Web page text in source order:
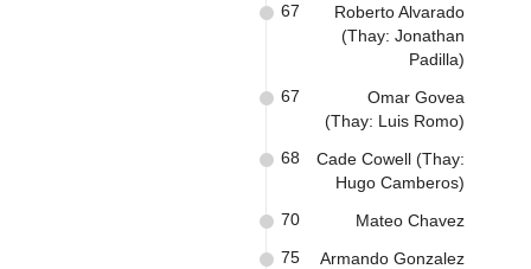
Roberto Alvarado
(Thay: Jonathan
Padilla)
67
Omar Govea
(Thay: Luis Romo)
67
Cade Cowell (Thay:
Hugo Camberos)
68
Mateo Chavez
70
Armando Gonzalez
75